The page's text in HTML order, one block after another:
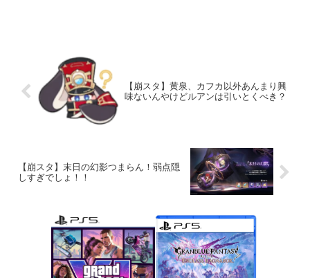
【崩スタ】黄泉、カフカ以外あんまり興
味ないんやけどルアンは引いとくべき？
【崩スタ】末日の幻影つまらん！弱点隠
しすぎでしょ！！